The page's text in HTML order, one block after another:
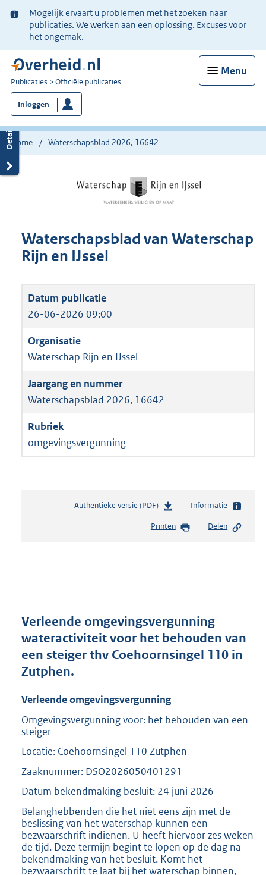
Ter
informatie:
Mogelijk ervaart u problemen met het zoeken naar
publicaties. We werken aan een oplossing. Excuses voor
het ongemak.
Menu
U
bent
nu
hier:
Publicaties Officiële publicaties
Inloggen
Home Waterschapsblad 2026, 16642
Waterschapsblad van Waterschap
Rijn en IJssel
26-06-2026 09:00
Waterschap Rijn en IJssel
Waterschapsblad 2026, 16642
omgevingsvergunning
Authentieke versie (PDF)b
s
r
o
t
2
0
b
Informatie
Printen Delen
Verleende omgevingsvergunning
wateractiviteit voor het behouden van
een steiger thv Coehoornsingel 110 in
Zutphen.
Verleende omgevingsvergunning
Omgevingsvergunning voor: het behouden van een
steiger
Locatie: Coehoornsingel 110 Zutphen
Zaaknummer: DSO2026050401291
Datum bekendmaking besluit: 24 juni 2026
Belanghebbenden die het niet eens zijn met de
beslissing van het waterschap kunnen een
bezwaarschrift indienen. U heeft hiervoor zes weken
de tijd. Deze termijn begint te lopen op de dag na
bekendmaking van het besluit. Komt het
bezwaarschrift te laat bij het waterschap binnen,